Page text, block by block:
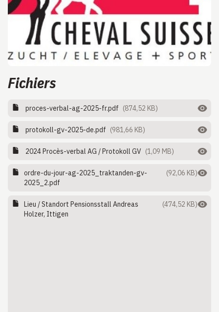
Fichiers
proces-verbal-ag-2025-fr.pdf (874,52 KB)
protokoll-gv-2025-de.pdf (981,66 KB)
2024 Procès-verbal AG / Protokoll GV (1,09 MB)
ordre-du-jour-ag-2025_traktanden-gv-
2025_2.pdf
(92,06 KB)
Lieu / Standort Pensionsstall Andreas
Holzer, Ittigen
(474,52 KB)